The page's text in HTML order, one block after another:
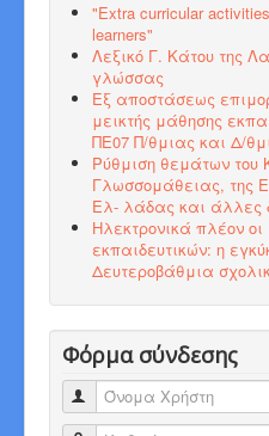
"Εxtra curricular
learners"
Λεξικό Γ. Κάτου της
γλώσσας
Εξ αποστάσεως
μεικτής μάθησης
ΠΕ07 Π/θμιας και Δ/
Ρύθμιση θεμάτων του
Γλωσσομάθειας, της
Ελ- λάδας και άλλες
Ηλεκτρονικά πλέον
εκπαιδευτικών: η
Δευτεροβάθμια
Φόρμα σύνδεσης
Όνομα Χρήστη